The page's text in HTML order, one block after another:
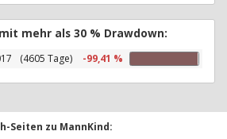
mehr als 30 % Drawdown:
(4605 Tage) -99,41 %
Seiten zu MannKind: